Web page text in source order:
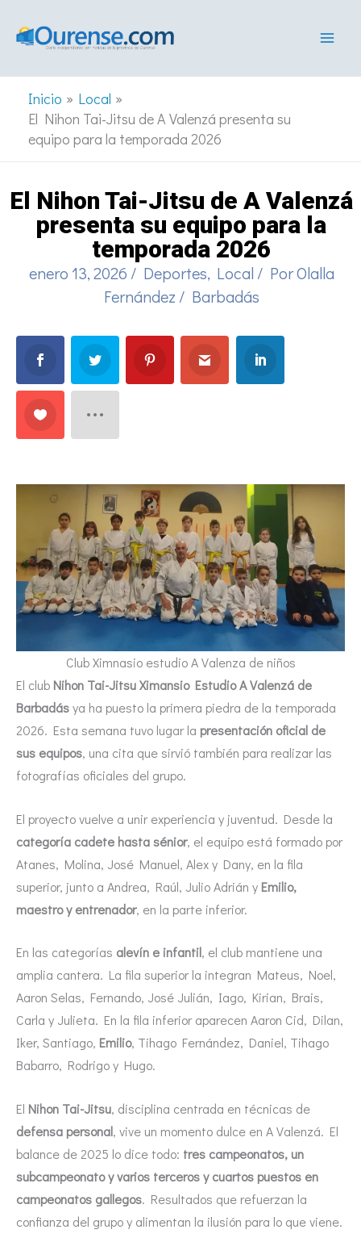
Inicio
Local
El Nihon Tai-Jitsu de A Valenzá presenta su
equipo para la temporada 2026
El Nihon Tai-Jitsu de A Valenzá
presenta su equipo para la
temporada 2026
enero 13, 2026 / Deportes, Local / PorOlalla
Fernández / Barbadás
Club Ximnasio estudio A Valenza de niños
El club Nihon Tai-Jitsu Ximansio Estudio A Valenzá de
Barbadásya ha puesto la primera piedra de la temporada
2026. Esta semana tuvo lugar la presentación oficial de
sus equipos, una cita que sirvió también para realizar las
fotografías oficiales del grupo.
El proyecto vuelve a unir experiencia y juventud. Desde la
categoría cadete hasta sénior, el equipo está formado por
Atanes, Molina, José Manuel, Alex y Dany, en la fila
superior, junto a Andrea, Raúl, Julio Adrián y Emilio,
maestro y entrenador, en la parte inferior.
En las categorías alevín e infantil, el club mantiene una
amplia cantera. La fila superior la integran Mateus, Noel,
Aaron Selas, Fernando, José Julián, Iago, Kirian, Brais,
Carla y Julieta. En la fila inferior aparecen Aaron Cid, Dilan,
Iker, Santiago, Emilio, Tihago Fernández, Daniel, Tihago
Babarro, Rodrigo y Hugo.
El Nihon Tai-Jitsu, disciplina centrada en técnicas de
defensa personal, vive un momento dulce en A Valenzá. El
balance de 2025 lo dice todo: tres campeonatos, un
subcampeonato y varios terceros y cuartos puestos en
campeonatos gallegos. Resultados que refuerzan la
confianza del grupo y alimentan la ilusión para lo que viene.